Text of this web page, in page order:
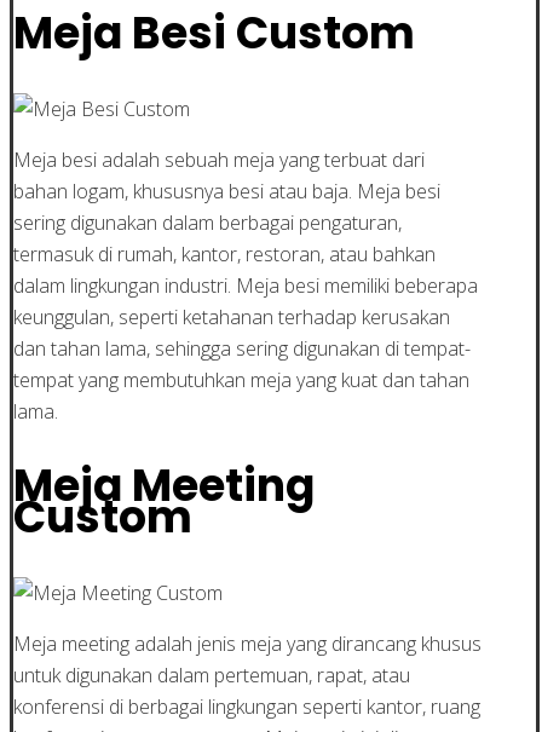
Meja Besi Custom
Meja besi adalah sebuah meja yang terbuat dari
bahan logam, khususnya besi atau baja. Meja besi
sering digunakan dalam berbagai pengaturan,
termasuk di rumah, kantor, restoran, atau bahkan
dalam lingkungan industri. Meja besi memiliki beberapa
keunggulan, seperti ketahanan terhadap kerusakan
dan tahan lama, sehingga sering digunakan di tempat-
tempat yang membutuhkan meja yang kuat dan tahan
lama.
Meja Meeting
Custom
Meja meeting adalah jenis meja yang dirancang khusus
untuk digunakan dalam pertemuan, rapat, atau
konferensi di berbagai lingkungan seperti kantor, ruang